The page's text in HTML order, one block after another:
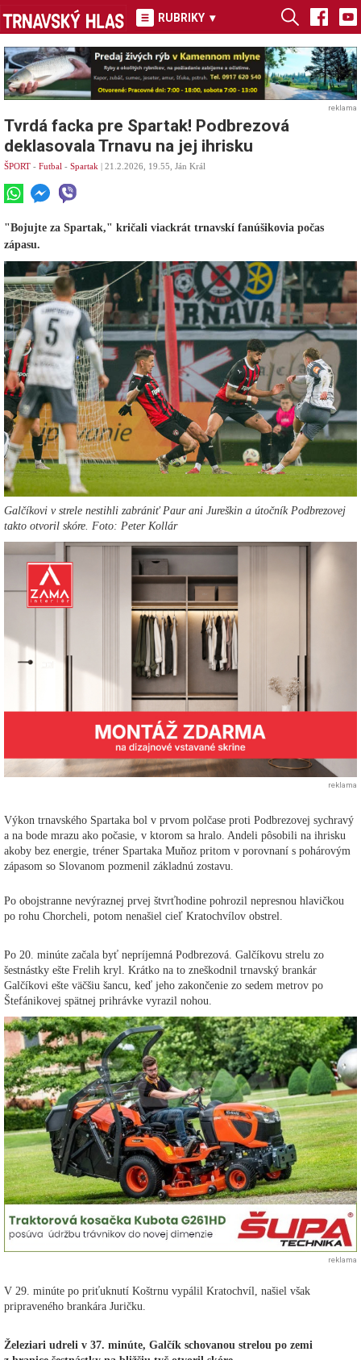
RUBRIKY ▾
reklama
Tvrdá facka pre Spartak! Podbrezová
deklasovala Trnavu na jej ihrisku
ŠPORT - Futbal - Spartak | 21.2.2026, 19.55, Ján Král
"Bojujte za Spartak," kričali viackrát trnavskí fanúšikovia počas
zápasu.
Galčíkovi v strele nestihli zabrániť Paur ani Jureškin a útočník Podbrezovej
takto otvoril skóre. Foto: Peter Kollár
reklama
Výkon trnavského Spartaka bol v prvom polčase proti Podbrezovej sychravý
a na bode mrazu ako počasie, v ktorom sa hralo. Andeli pôsobili na ihrisku
akoby bez energie, tréner Spartaka Muňoz pritom v porovnaní s pohárovým
zápasom so Slovanom pozmenil základnú zostavu.
Po obojstranne nevýraznej prvej štvrťhodine pohrozil nepresnou hlavičkou
po rohu Chorcheli, potom nenašiel cieľ Kratochvílov obstrel.
Po 20. minúte začala byť nepríjemná Podbrezová. Galčíkovu strelu zo
šestnástky ešte Frelih kryl. Krátko na to zneškodnil trnavský brankár
Galčíkovi ešte väčšiu šancu, keď jeho zakončenie zo sedem metrov po
Štefánikovej spätnej prihrávke vyrazil nohou.
reklama
V 29. minúte po priťuknutí Koštrnu vypálil Kratochvíl, našiel však
pripraveného brankára Juričku.
Železiari udreli v 37. minúte, Galčík schovanou strelou po zemi